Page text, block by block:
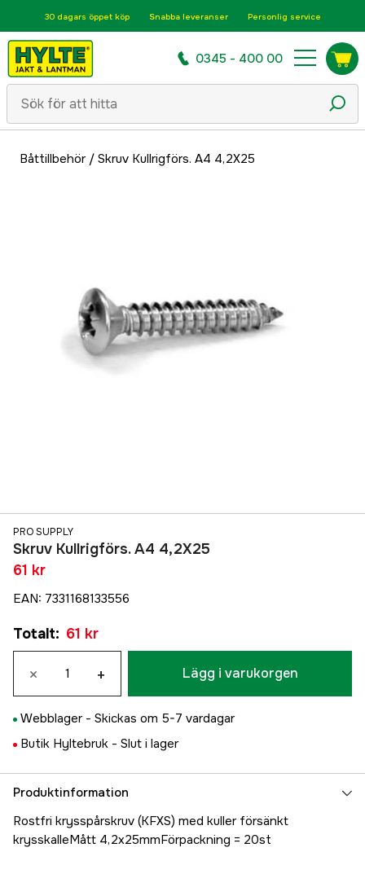
30 dagars öppet köp Snabba leveranser Personlig service
0345 - 400 00
Båttillbehör/ Skruv Kullrigförs. A4 4,2X25
PRO SUPPLY
Skruv Kullrigförs. A4 4,2X25
61 kr
EAN: 7331168133556
Totalt: 61 kr
× + Lägg i varukorgen
Webblager - Skickas om 5-7 vardagar
Butik Hyltebruk - Slut i lager
Produktinformation
Rostfri krysspårskruv (KFXS) med kuller försänkt
krysskalleMått 4,2x25mmFörpackning = 20st